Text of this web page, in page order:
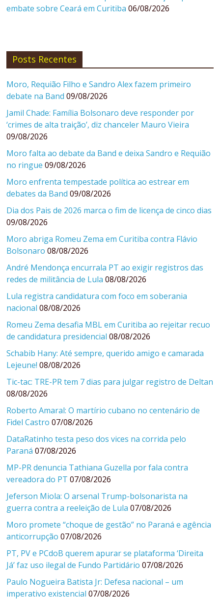
embate sobre Ceará em Curitiba 06/08/2026
Posts Recentes
Moro, Requião Filho e Sandro Alex fazem primeiro
debate na Band 09/08/2026
Jamil Chade: Família Bolsonaro deve responder por
‘crimes de alta traição’, diz chanceler Mauro Vieira
09/08/2026
Moro falta ao debate da Band e deixa Sandro e Requião
no ringue 09/08/2026
Moro enfrenta tempestade política ao estrear em
debates da Band 09/08/2026
Dia dos Pais de 2026 marca o fim de licença de cinco dias
09/08/2026
Moro abriga Romeu Zema em Curitiba contra Flávio
Bolsonaro 08/08/2026
André Mendonça encurrala PT ao exigir registros das
redes de militância de Lula 08/08/2026
Lula registra candidatura com foco em soberania
nacional 08/08/2026
Romeu Zema desafia MBL em Curitiba ao rejeitar recuo
de candidatura presidencial 08/08/2026
Schabib Hany: Até sempre, querido amigo e camarada
Lejeune! 08/08/2026
Tic-tac: TRE-PR tem 7 dias para julgar registro de Deltan
08/08/2026
Roberto Amaral: O martírio cubano no centenário de
Fidel Castro 07/08/2026
DataRatinho testa peso dos vices na corrida pelo
Paraná 07/08/2026
MP-PR denuncia Tathiana Guzella por fala contra
vereadora do PT 07/08/2026
Jeferson Miola: O arsenal Trump-bolsonarista na
guerra contra a reeleição de Lula 07/08/2026
Moro promete “choque de gestão” no Paraná e agência
anticorrupção 07/08/2026
PT, PV e PCdoB querem apurar se plataforma ‘Direita
Já’ faz uso ilegal de Fundo Partidário 07/08/2026
Paulo Nogueira Batista Jr: Defesa nacional – um
imperativo existencial 07/08/2026